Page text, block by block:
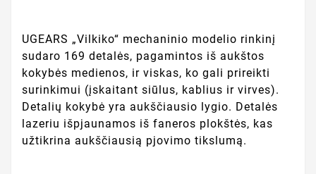
UGEARS „Vilkiko“ mechaninio modelio rinkinį
sudaro 169 detalės, pagamintos iš aukštos
kokybės medienos, ir viskas, ko gali prireikti
surinkimui (įskaitant siūlus, kablius ir virves).
Detalių kokybė yra aukščiausio lygio. Detalės
lazeriu išpjaunamos iš faneros plokštės, kas
užtikrina aukščiausią pjovimo tikslumą.